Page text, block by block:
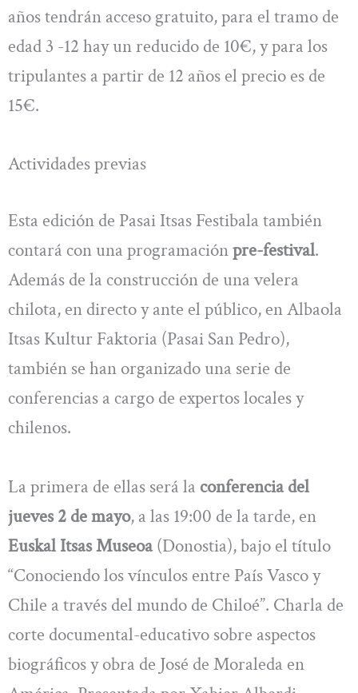
años tendrán acceso gratuito, para el tramo de
edad 3 -12 hay un reducido de 10€, y para los
tripulantes a partir de 12 años el precio es de
15€.
Actividades previas
Esta edición de Pasai Itsas Festibala también
contará con una programaciónpre-festival.
Además de la construcción de una velera
chilota, en directo y ante el público, en Albaola
Itsas Kultur Faktoria (Pasai San Pedro),
también se han organizado una serie de
conferencias a cargo de expertos locales y
chilenos.
La primera de ellas será la conferencia del
jueves 2 de mayo, a las 19:00 de la tarde, en
Euskal Itsas Museoa(Donostia), bajo el título
“Conociendo los vínculos entre País Vasco y
Chile a través del mundo de Chiloé”. Charla de
corte documental-educativo sobre aspectos
biográficos y obra de José de Moraleda en